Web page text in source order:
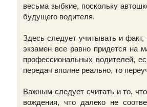
весьма зыбкие, поскольку
будущего водителя.
Здесь следует учитывать и
экзамен все равно придется на
профессиональных водителей,
передач вполне реально, то
Важным следует считать и то,
вождения, что далеко не